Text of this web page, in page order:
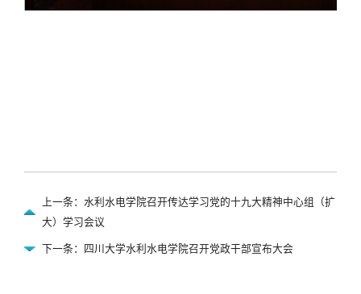
上一条：水利水电学院召开传达学习党的十九大精神中心组（扩
大）学习会议
下一条：四川大学水利水电学院召开党政干部宣布大会